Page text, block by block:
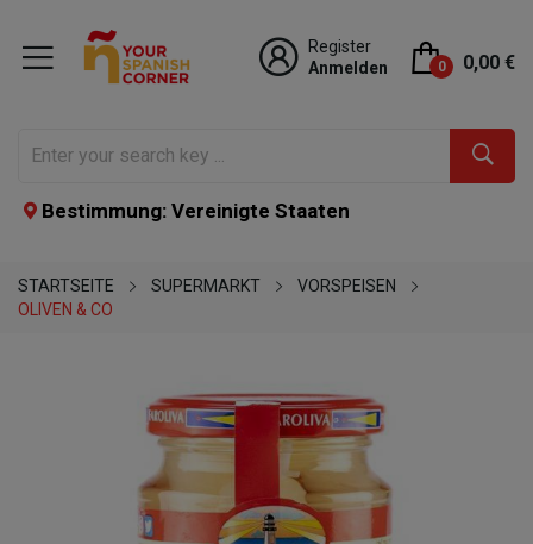
Register
Anmelden
0 0,00 €
Bestimmung: Vereinigte Staaten
STARTSEITE SUPERMARKT
VORSPEISEN
OLIVEN & CO